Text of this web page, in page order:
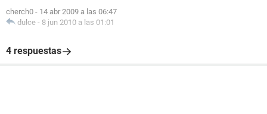
cherch0 - 14 abr 2009 a las 06:47
dulce - 8 jun 2010 a las 01:01
4 respuestas